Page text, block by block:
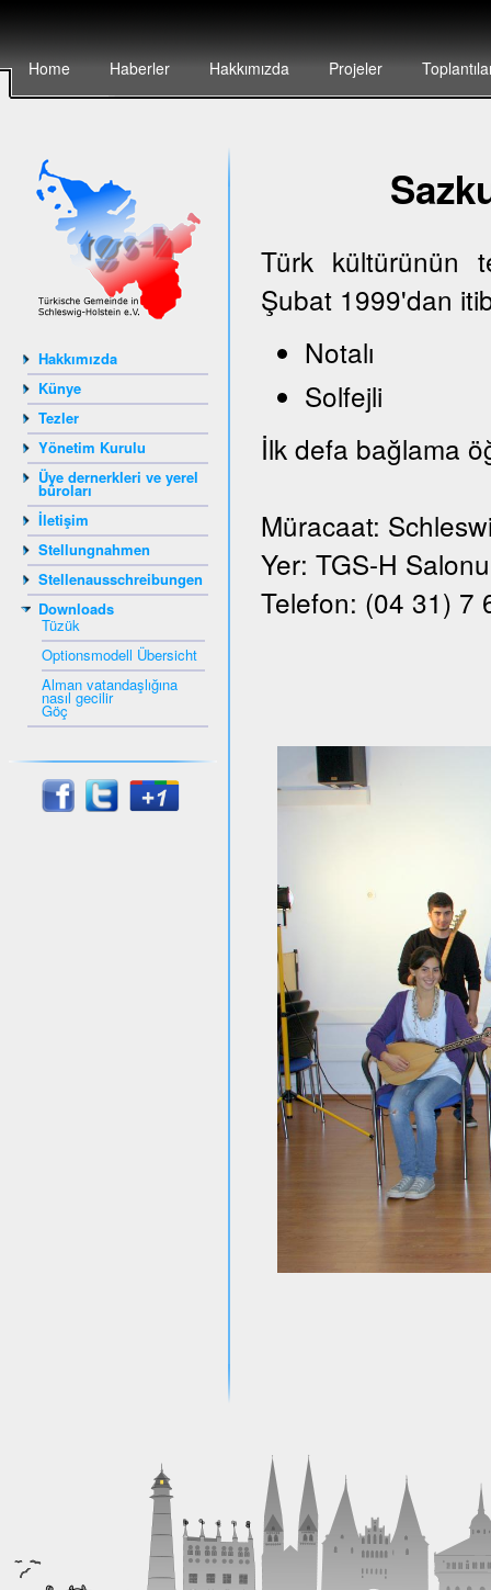
Home Haberler Hakkımızda Projeler
Hakkımızda
Künye
Tezler
Yönetim Kurulu
Üye dernerkleri ve yerel
büroları
İletişim
Stellungnahmen
Stellenausschreibungen
Downloads
Tüzük
Optionsmodell Übersicht
Alman vatandaşlığına
nasıl gecilir
Göç
Türk kültürünün
Şubat 1999'dan
Notalı
Solfejli
İlk defa bağlama
Müracaat:
Yer: TGS-H
Telefon: (04 31) 7